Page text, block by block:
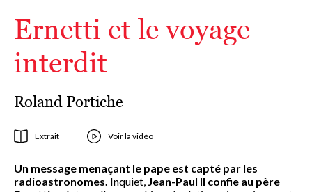
Ernetti et le voyage
interdit
Roland Portiche
Extrait Voir la vidéo
Un message menaçant le pape est capté par les
radioastronomes. Inquiet, Jean-Paul II confie au père